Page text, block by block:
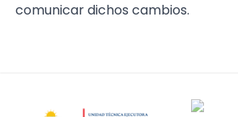
comunicar dichos cambios.